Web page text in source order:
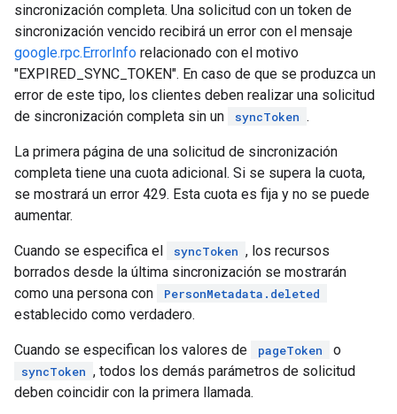
sincronización completa. Una solicitud con un token de
sincronización vencido recibirá un error con el mensaje
google.rpc.ErrorInfo relacionado con el motivo
"EXPIRED_SYNC_TOKEN". En caso de que se produzca un
error de este tipo, los clientes deben realizar una solicitud
de sincronización completa sin un
syncToken .
La primera página de una solicitud de sincronización
completa tiene una cuota adicional. Si se supera la cuota,
se mostrará un error 429. Esta cuota es fija y no se puede
aumentar.
Cuando se especifica el syncToken , los recursos
borrados desde la última sincronización se mostrarán
como una persona con
PersonMetadata.deleted
establecido como verdadero.
Cuando se especifican los valores de pageToken o
syncToken , todos los demás parámetros de solicitud
deben coincidir con la primera llamada.